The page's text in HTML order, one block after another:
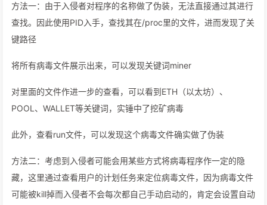
方法一：由于入侵者对程序的名称做了伪装，无法直接通过其进行
查找。因此使用PID入手，查找其在/proc里的文件，进而发现了关
键路径
将所有病毒文件展示出来，可以发现关键词miner
对里面的文件作进一步的查看，可以看到ETH（以太坊）、
POOL、WALLET等关键词，实锤中了挖矿病毒
此外，查看run文件，可以发现这个病毒文件确实做了伪装
方法二：考虑到入侵者可能会用某些方式将病毒程序作一定的隐
藏，这里通过查看用户的计划任务来定位病毒文件，因为病毒文件
可能被kill掉而入侵者不会每次都自己手动启动的，肯定会设置自动